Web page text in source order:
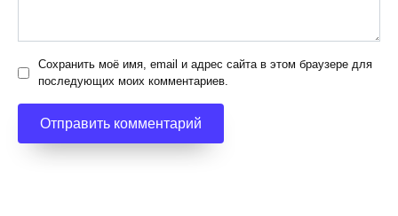
Сохранить моё имя, email и адрес сайта в этом браузере для
последующих моих комментариев.